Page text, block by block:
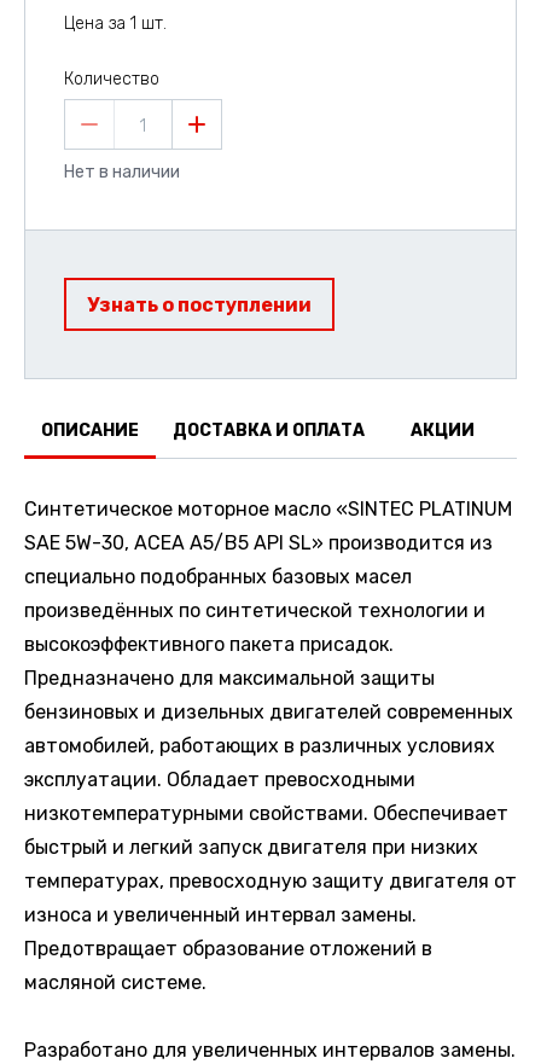
Цена за 1 шт.
Количество
1
Нет в наличии
Узнать о поступлении
ОПИСАНИЕ ДОСТАВКА И ОПЛАТА АКЦИИ
Синтетическое моторное масло «SINTEC PLATINUM
SAE 5W-30, ACEA A5/B5 API SL» производится из
специально подобранных базовых масел
произведённых по синтетической технологии и
высокоэффективного пакета присадок.
Предназначено для максимальной защиты
бензиновых и дизельных двигателей современных
автомобилей, работающих в различных условиях
эксплуатации. Обладает превосходными
низкотемпературными свойствами. Обеспечивает
быстрый и легкий запуск двигателя при низких
температурах, превосходную защиту двигателя от
износа и увеличенный интервал замены.
Предотвращает образование отложений в
масляной системе.
Разработано для увеличенных интервалов замены.